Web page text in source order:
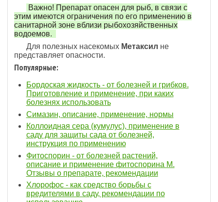
Важно! Препарат опасен для рыб, в связи с
этим имеются ограничения по его применению в
санитарной зоне вблизи рыбохозяйственных
водоемов.
Для полезных насекомых Метаксил не
представляет опасности.
Популярные:
Бордоская жидкость - от болезней и грибков.
Приготовление и применение, при каких
болезнях использовать
Симазин, описание, применение, нормы
Коллоидная сера (кумулус), применение в
саду для защиты сада от болезней,
инструкция по применению
Фитоспорин - от болезней растений,
описание и применение фитоспорина М.
Отзывы о препарате, рекомендации
Хлорофос - как средство борьбы с
вредителями в саду, рекомендации по